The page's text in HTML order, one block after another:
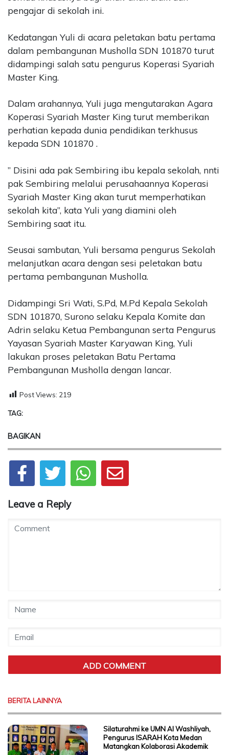
pengajar di sekolah ini.
Kedatangan Yuli di acara peletakan batu pertama
dalam pembangunan Musholla SDN 101870 turut
didampingi salah satu pengurus Koperasi Syariah
Master King.
Dalam arahannya, Yuli juga mengutarakan Agara
Koperasi Syariah Master King turut memberikan
perhatian kepada dunia pendidikan terkhusus
kepada SDN 101870 .
” Disini ada pak Sembiring ibu kepala sekolah, nnti
pak Sembiring melalui perusahaannya Koperasi
Syariah Master King akan turut memperhatikan
sekolah kita”, kata Yuli yang diamini oleh
Sembiring saat itu.
Seusai sambutan, Yuli bersama pengurus Sekolah
melanjutkan acara dengan sesi peletakan batu
pertama pembangunan Musholla.
Didampingi Sri Wati, S.Pd, M.Pd Kepala Sekolah
SDN 101870, Surono selaku Kepala Komite dan
Adrin selaku Ketua Pembangunan serta Pengurus
Yayasan Syariah Master Karyawan King, Yuli
lakukan proses peletakan Batu Pertama
Pembangunan Musholla dengan lancar.
Post Views: 219
TAG:
BAGIKAN
Leave a Reply
BERITA LAINNYA
Silaturahmi ke UMN Al Washliyah,
Pengurus ISARAH Kota Medan
Matangkan Kolaborasi Akademik